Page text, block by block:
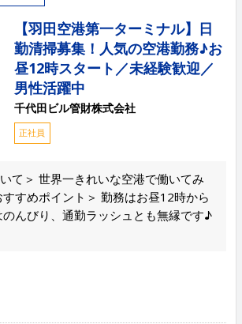
【羽田空港第一ターミナル】日
勤清掃募集！人気の空港勤務♪お
昼12時スタート／未経験歓迎／
男性活躍中
千代田ビル管財株式会社
正社員
て＞ 世界一きれいな空港で働いてみ
すすめポイント＞ 勤務はお昼12時から
んびり、通勤ラッシュとも無縁です♪